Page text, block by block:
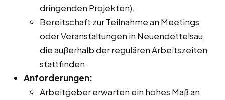
dringenden Projekten).
Bereitschaft zur Teilnahme an Meetings
oder Veranstaltungen in Neuendettelsau,
die außerhalb der regulären Arbeitszeiten
stattfinden.
Anforderungen:
Arbeitgeber erwarten ein hohes Maß an